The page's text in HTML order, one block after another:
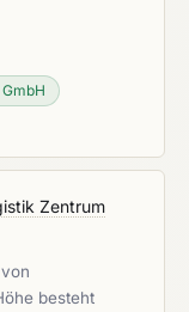
Zentrum
besteht